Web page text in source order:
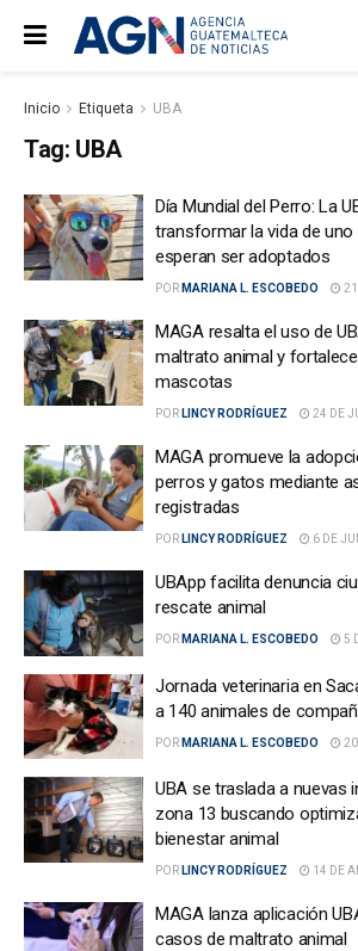
Inicio Etiqueta UBA
Tag: UBA
Día Mundial del Perro: La
transformar la vida de
esperan ser adoptados
POR MARIANA L. ESCOBEDO
MAGA resalta el uso de
maltrato animal y
mascotas
POR LINCY RODRÍGUEZ 24 DE
MAGA promueve la
perros y gatos mediante
registradas
POR LINCY RODRÍGUEZ 6 DE
UBApp facilita denuncia
rescate animal
POR MARIANA L. ESCOBEDO 5
Jornada veterinaria en
a 140 animales de
POR MARIANA L. ESCOBEDO
UBA se traslada a nuevas
zona 13 buscando
bienestar animal
POR LINCY RODRÍGUEZ 14 DE
MAGA lanza aplicación
casos de maltrato animal